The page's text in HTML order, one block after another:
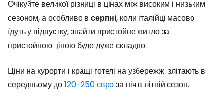
Очікуйте великої різниці в цінах між високим і низьким
сезоном, а особливо в серпні, коли італійці масово
їдуть у відпустку, знайти пристойне житло за
пристойною ціною буде дуже складно.
Ціни на курорти і кращі готелі на узбережжі злітають в
середньому до120-250 євроза ніч в літній сезон.